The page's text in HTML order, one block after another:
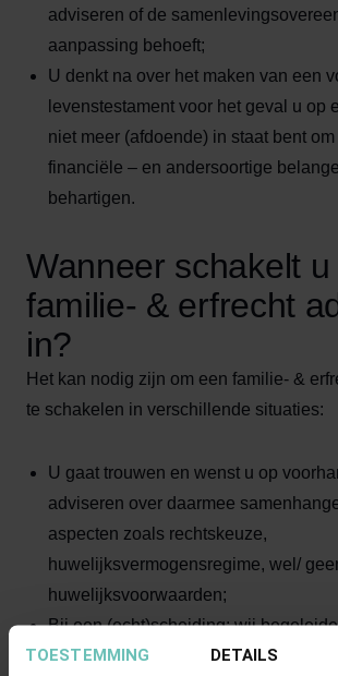
TOESTEMMING DETAILS
adviseren of de
aanpassing behoeft;
U denkt na over het maken van een
levenstestament voor het geval u op
niet meer (afdoende) in staat bent
financiële – en andersoortige
behartigen.
Wanneer schakelt u
familie- & erfrecht
in?
Het kan nodig zijn om een familie- &
te schakelen in verschillende situaties:
U gaat trouwen en wenst u op
adviseren over daarmee
aspecten zoals rechtskeuze,
huwelijksvermogensregime, wel/
huwelijksvoorwaarden;
Bij een (echt)scheiding: wij
procedure bij de rechtbank of treden